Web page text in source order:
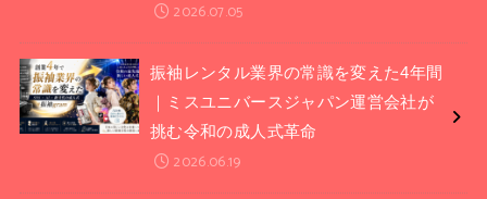
2026.07.05
振袖レンタル業界の常識を変えた4年間
｜ミスユニバースジャパン運営会社が
挑む令和の成人式革命
2026.06.19